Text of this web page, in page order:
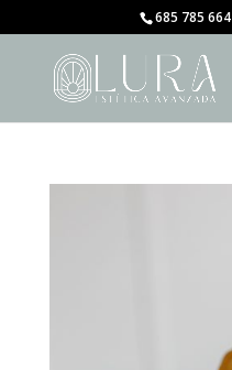
685 785 664